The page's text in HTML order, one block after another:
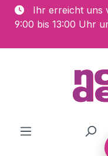
Zum Hauptinhalt
Ihr erreicht uns
9:00 bis 13:00 Uhr